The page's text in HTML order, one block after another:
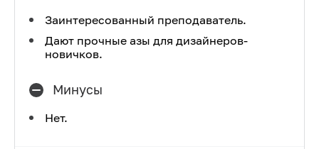
Заинтересованный преподаватель.
Дают прочные азы для дизайнеров-
новичков.
Минусы
Нет.